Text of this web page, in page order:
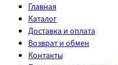
Главная
Каталог
Доставка и оплата
Возврат и обмен
Контакты